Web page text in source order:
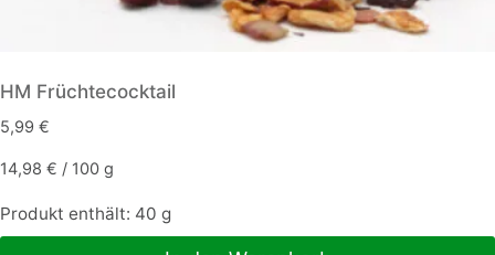
HM Früchtecocktail
5,99 €
14,98 € / 100 g
Produkt enthält: 40 g